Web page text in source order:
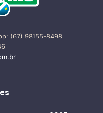
(67) 98155-8498